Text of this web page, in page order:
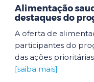
Alimentação
destaques do
A oferta de
participantes do
das ações
[saiba mais]